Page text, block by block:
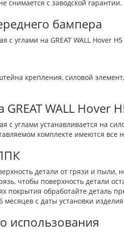
снимается с заводской гарантии.
бампера
с углами на GREAT WALL Hover
крепления, силовой
WALL Hover
с углами устанавливается на
комплекте имеются
детали от грязи и
чтобы поверхность детали
покрытия обработайте деталь
с даты установки
использования